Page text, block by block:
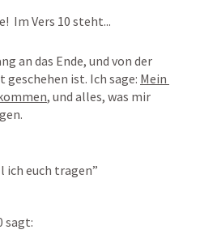
Im Vers 10 steht...
an das Ende, und von der
geschehen ist. Ich sage: Mein
, und alles, was mir
ich euch tragen”
sagt: